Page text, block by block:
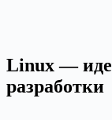
Linux —
разработки